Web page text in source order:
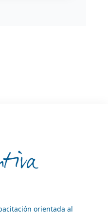
orientada al